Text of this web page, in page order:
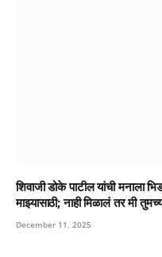
शिवाजी डोके पाटील यांची मनाला
माझ्यासाठी; नाही मिळालं तर मी
December 11, 2025